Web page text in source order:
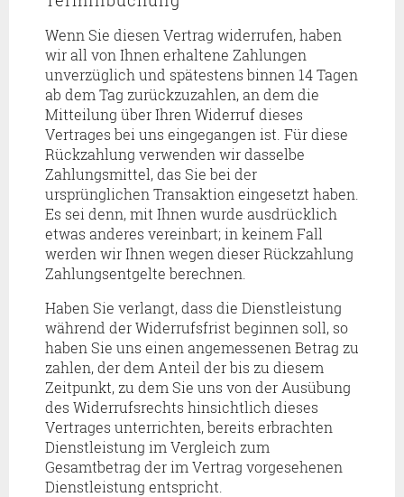
Wenn Sie diesen Vertrag widerrufen, haben
wir all von Ihnen erhaltene Zahlungen
unverzüglich und spätestens binnen 14 Tagen
ab dem Tag zurückzuzahlen, an dem die
Mitteilung über Ihren Widerruf dieses
Vertrages bei uns eingegangen ist. Für diese
Rückzahlung verwenden wir dasselbe
Zahlungsmittel, das Sie bei der
ursprünglichen Transaktion eingesetzt haben.
Es sei denn, mit Ihnen wurde ausdrücklich
etwas anderes vereinbart; in keinem Fall
werden wir Ihnen wegen dieser Rückzahlung
Zahlungsentgelte berechnen.
Haben Sie verlangt, dass die Dienstleistung
während der Widerrufsfrist beginnen soll, so
haben Sie uns einen angemessenen Betrag zu
zahlen, der dem Anteil der bis zu diesem
Zeitpunkt, zu dem Sie uns von der Ausübung
des Widerrufsrechts hinsichtlich dieses
Vertrages unterrichten, bereits erbrachten
Dienstleistung im Vergleich zum
Gesamtbetrag der im Vertrag vorgesehenen
Dienstleistung entspricht.